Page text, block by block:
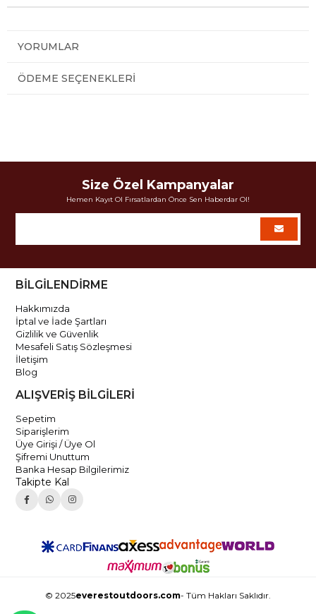
YORUMLAR
ÖDEME SEÇENEKLERI
Size Özel Kampanyalar
Hemen Kayıt Ol Fırsatlardan Önce Sen Haberdar Ol!
BİLGİLENDİRME
Hakkımızda
İptal ve İade Şartları
Gizlilik ve Güvenlik
Mesafeli Satış Sözleşmesi
İletişim
Blog
ALIŞVERİŞ BİLGİLERİ
Sepetim
Siparişlerim
Üye Girişi / Üye Ol
Şifremi Unuttum
Banka Hesap Bilgilerimiz
Takipte Kal
© 2025everestoutdoors.com- Tüm Hakları Saklıdır.